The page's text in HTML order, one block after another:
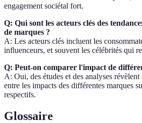
engagement sociétal fort.
Q: Qui sont les acteurs clés des
de marques ?
A: Les acteurs clés incluent les
influenceurs, et souvent les célébrités qui
Q: Peut-on comparer l'impact de
A: Oui, des études et des analyses
entre les impacts des différentes marques
respectifs.
Glossaire